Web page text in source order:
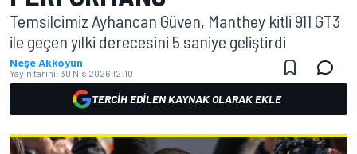
Temsilcimiz Ayhancan Güven, Manthey kitli 911 GT3
ile geçen yılki derecesini 5 saniye geliştirdi
Neşe Akkoyun
Yayın tarihi: 30 Nis 2026 12:10
TERCIH EDILEN KAYNAK OLARAK EKLE